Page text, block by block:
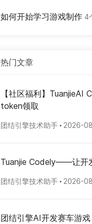
如何开始学习游戏制作 4
热门文章
【社区福利】TuanjieAI
token领取
团结引擎技术助手 2026-
Tuanjie Codely——让开
团结引擎技术助手 2026-
团结引擎AI开发赛车游